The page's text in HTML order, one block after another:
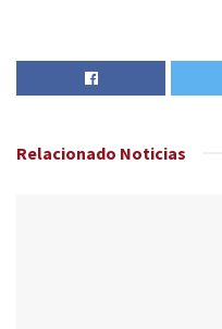
Relacionado Noticias